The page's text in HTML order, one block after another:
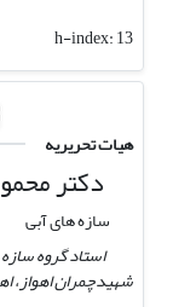
h-index:13
هیات تحریریه
دکتر
سازه های آبی
استاد گروه
شهیدچمران اهواز،